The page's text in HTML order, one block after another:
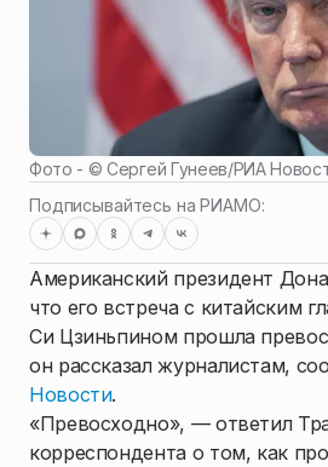
Фото - ©Сергей Гунеев/РИА
Подписывайтесь на РИАМО:
Американский президент
что его встреча с китайским
Си Цзиньпином прошла
он рассказал журналистам,
Новости.
«Превосходно», — ответил
корреспондента о том, как